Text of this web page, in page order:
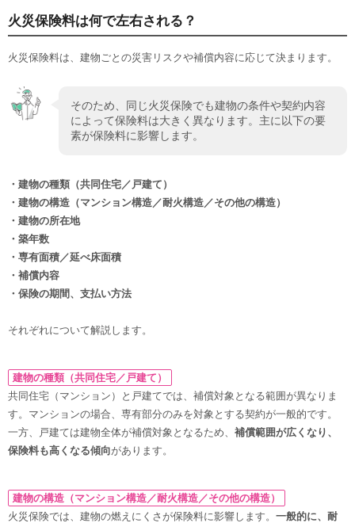
火災保険料は何で左右される？
火災保険料は、建物ごとの災害リスクや補償内容に応じて決まります。
そのため、同じ火災保険でも建物の条件や契約内容
によって保険料は大きく異なります。主に以下の要
素が保険料に影響します。
・建物の種類（共同住宅／戸建て）
・建物の構造（マンション構造／耐火構造／その他の構造）
・建物の所在地
・築年数
・専有面積／延べ床面積
・補償内容
・保険の期間、支払い方法
それぞれについて解説します。
建物の種類（共同住宅／戸建て）
共同住宅（マンション）と戸建てでは、補償対象となる範囲が異なりま
す。マンションの場合、専有部分のみを対象とする契約が一般的です。
一方、戸建ては建物全体が補償対象となるため、 補償範囲が広くなり、
保険料も高くなる傾向があります。
建物の構造（マンション構造／耐火構造／その他の構造）
火災保険では、建物の燃えにくさが保険料に影響します。 一般的に、耐